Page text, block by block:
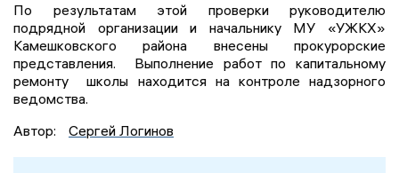
По результатам этой проверки руководителю
подрядной организации и начальнику МУ «УЖКХ»
Камешковского района внесены прокурорские
представления. Выполнение работ по капитальному
ремонту школы находится на контроле надзорного
ведомства.
Автор:
Сергей Логинов